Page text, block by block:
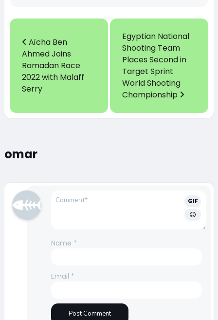
Aïcha Ben
Ahmed Joins
Ramadan Race
2022 with Malaff
Serry
Egyptian National
Shooting Team
Places Second in
Target Sprint
World Shooting
Championship
omar
GIF
Name *
Email *